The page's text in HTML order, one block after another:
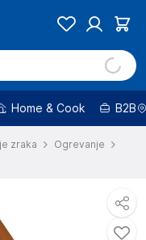
Home & Cook B2B
zraka
Ogrevanje